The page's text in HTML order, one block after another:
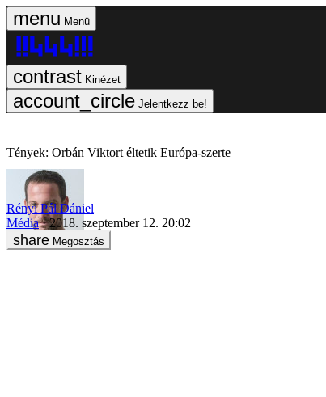
Menü
Kinézet
Jelentkezz be!
Tények: Orbán Viktort éltetik Európa-szerte
Rényi Pál Dániel
Média
2018. szeptember 12. 20:02
Megosztás